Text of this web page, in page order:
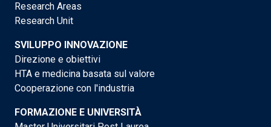
Research Areas
Research Unit
SVILUPPO INNOVAZIONE
Direzione e obiettivi
HTA e medicina basata sul valore
Cooperazione con l'industria
FORMAZIONE E UNIVERSITÀ